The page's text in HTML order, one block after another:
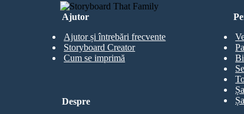
Ajutor
Ajutor și întrebări frecvente
Storyboard Creator
Cum se imprimă
Despre